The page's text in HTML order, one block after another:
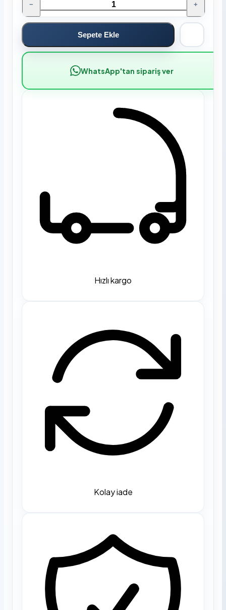
− +
Sepete Ekle
WhatsApp'tan sipariş ver
Hızlı kargo
Kolay iade